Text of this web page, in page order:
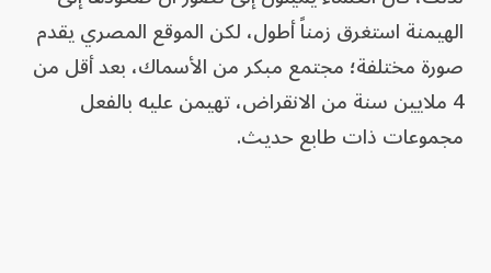
الهيمنة استغرق زمناً أطول، لكن الموقع المصري يقدم
صورة مختلفة؛ مجتمع مبكر من الأسماك، بعد أقل من
4 ملايين سنة من الانقراض، تهيمن عليه بالفعل
مجموعات ذات طابع حديث.